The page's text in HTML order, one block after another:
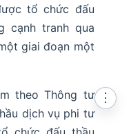
tổ chức đấu
cạnh tranh qua
giai đoạn một
theo Thông tư
dịch vụ phi tư
⋮